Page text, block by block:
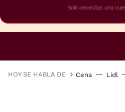
HOY SE HABLA DE Cena Lidl
Solo necesitas una